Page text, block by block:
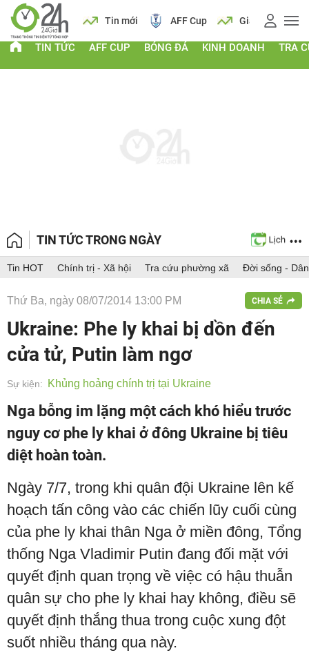
Lịch Tin mới AFF Cup Giá vàng
TIN TỨC AFF CUP BÓNG ĐÁ KINH DOANH TRA
TIN TỨC TRONG NGÀY
Tin HOT Chính trị - Xã hội Tra cứu phường xã Đời sống -
Thứ Ba, ngày 08/07/2014 13:00 PM CHIA SẺ
Ukraine: Phe ly khai bị dồn đến
cửa tử, Putin làm ngơ
Sự kiện: Khủng hoảng chính trị tại Ukraine
Nga bỗng im lặng một cách khó hiểu trước
nguy cơ phe ly khai ở đông Ukraine bị tiêu
diệt hoàn toàn.
Ngày 7/7, trong khi quân đội Ukraine lên kế
hoạch tấn công vào các chiến lũy cuối cùng
của phe ly khai thân Nga ở miền đông, Tổng
thống Nga Vladimir Putin đang đối mặt với
quyết định quan trọng về việc có hậu thuẫn
quân sự cho phe ly khai hay không, điều sẽ
quyết định thắng thua trong cuộc xung đột
suốt nhiều tháng qua này.